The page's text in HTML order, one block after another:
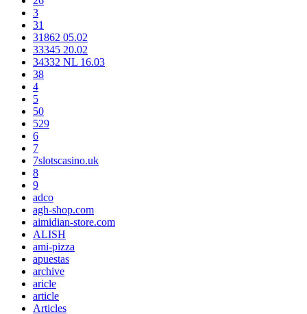
3
31
31862 05.02
33345 20.02
34332 NL 16.03
38
4
5
50
529
6
7
7slotscasino.uk
8
9
adco
agh-shop.com
aimidian-store.com
ALISH
ami-pizza
apuestas
archive
aricle
article
Articles